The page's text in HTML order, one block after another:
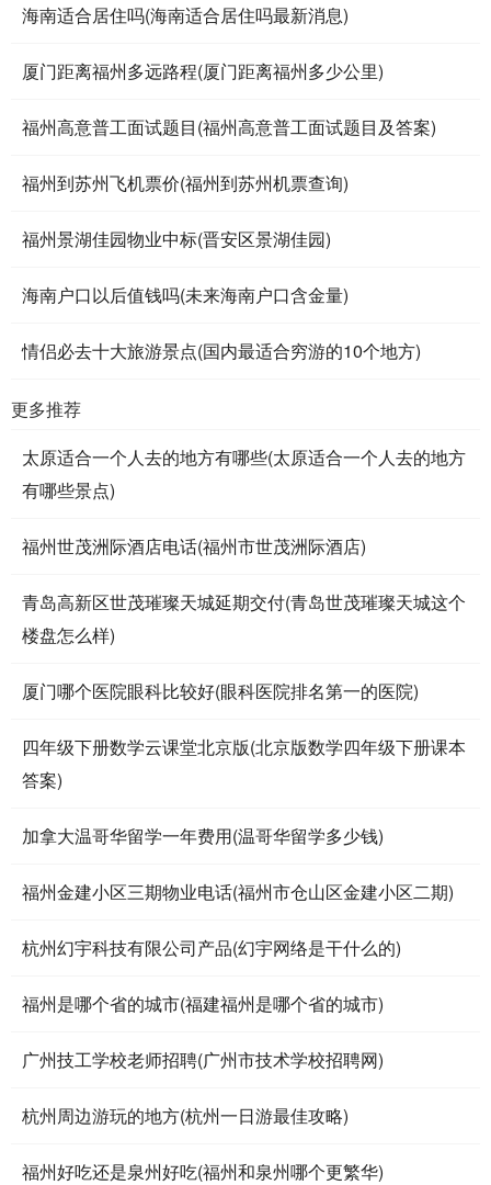
海南适合居住吗(海南适合居住吗最新消息)
厦门距离福州多远路程(厦门距离福州多少公里)
福州高意普工面试题目(福州高意普工面试题目及答案)
福州到苏州飞机票价(福州到苏州机票查询)
福州景湖佳园物业中标(晋安区景湖佳园)
海南户口以后值钱吗(未来海南户口含金量)
情侣必去十大旅游景点(国内最适合穷游的10个地方)
更多推荐
太原适合一个人去的地方有哪些(太原适合一个人去的地方
有哪些景点)
福州世茂洲际酒店电话(福州市世茂洲际酒店)
青岛高新区世茂璀璨天城延期交付(青岛世茂璀璨天城这个
楼盘怎么样)
厦门哪个医院眼科比较好(眼科医院排名第一的医院)
四年级下册数学云课堂北京版(北京版数学四年级下册课本
答案)
加拿大温哥华留学一年费用(温哥华留学多少钱)
福州金建小区三期物业电话(福州市仓山区金建小区二期)
杭州幻宇科技有限公司产品(幻宇网络是干什么的)
福州是哪个省的城市(福建福州是哪个省的城市)
广州技工学校老师招聘(广州市技术学校招聘网)
杭州周边游玩的地方(杭州一日游最佳攻略)
福州好吃还是泉州好吃(福州和泉州哪个更繁华)